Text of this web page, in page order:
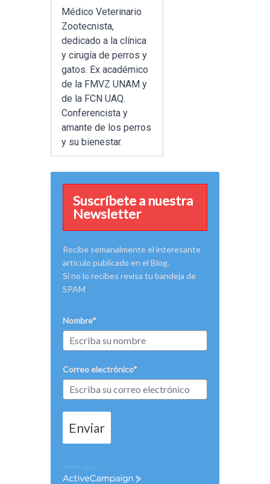
Médico Veterinario
Zootecnista,
dedicado a la clínica
y cirugía de perros y
gatos. Ex académico
de la FMVZ UNAM y
de la FCN UAQ.
Conferencista y
amante de los perros
y su bienestar.
Suscríbete a nuestra
Newsletter
Recibe semanalmente el interesante
artículo publicado en el Blog.
Si no lo recibes revisa tu bandeja de
SPAM
Nombre*
Correo electrónico*
Enviar
Marketing por
ActiveCampaign